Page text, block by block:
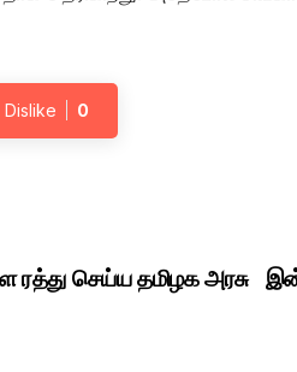
Dislike 0
செய்ய தமிழக அரசு